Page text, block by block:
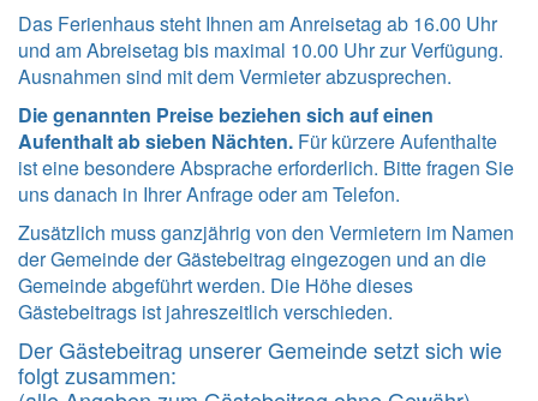
Das Ferienhaus steht Ihnen am Anreisetag ab 16.00 Uhr
und am Abreisetag bis maximal 10.00 Uhr zur Verfügung.
Ausnahmen sind mit dem Vermieter abzusprechen.
Die genannten Preise beziehen sich auf einen
Aufenthalt ab sieben Nächten. Für kürzere Aufenthalte
ist eine besondere Absprache erforderlich. Bitte fragen Sie
uns danach in Ihrer Anfrage oder am Telefon.
Zusätzlich muss ganzjährig von den Vermietern im Namen
der Gemeinde der Gästebeitrag eingezogen und an die
Gemeinde abgeführt werden. Die Höhe dieses
Gästebeitrags ist jahreszeitlich verschieden.
Der Gästebeitrag unserer Gemeinde setzt sich wie
folgt zusammen: